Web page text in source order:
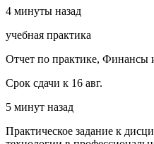
4 минуты назад
учебная практика
Отчет по практике, Финансы
Срок сдачи к 16 авг.
5 минут назад
Практическое задание к